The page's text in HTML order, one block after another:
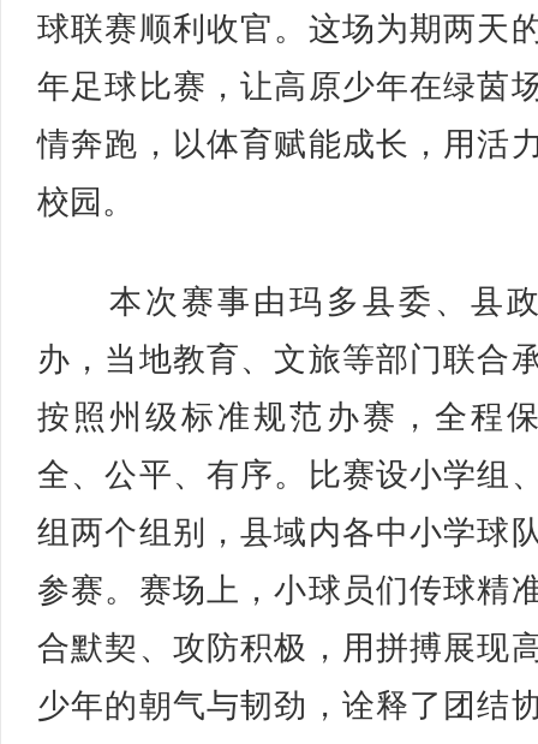
球联赛顺利收官。这场为期两天
年足球比赛，让高原少年在绿茵
情奔跑，以体育赋能成长，用活
校园。
本次赛事由玛多县委、县
办，当地教育、文旅等部门联合
按照州级标准规范办赛，全程
全、公平、有序。比赛设小学组
组两个组别，县域内各中小学球
参赛。赛场上，小球员们传球精
合默契、攻防积极，用拼搏展现
少年的朝气与韧劲，诠释了团结